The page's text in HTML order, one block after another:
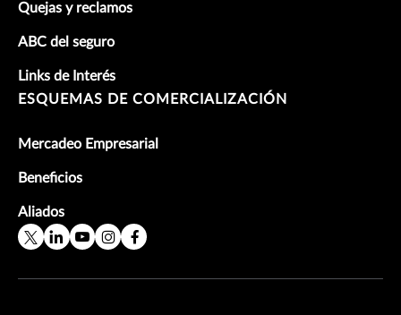
Quejas y reclamos
ABC del seguro
Links de Interés
ESQUEMAS DE COMERCIALIZACIÓN
Mercadeo Empresarial
Beneficios
Aliados